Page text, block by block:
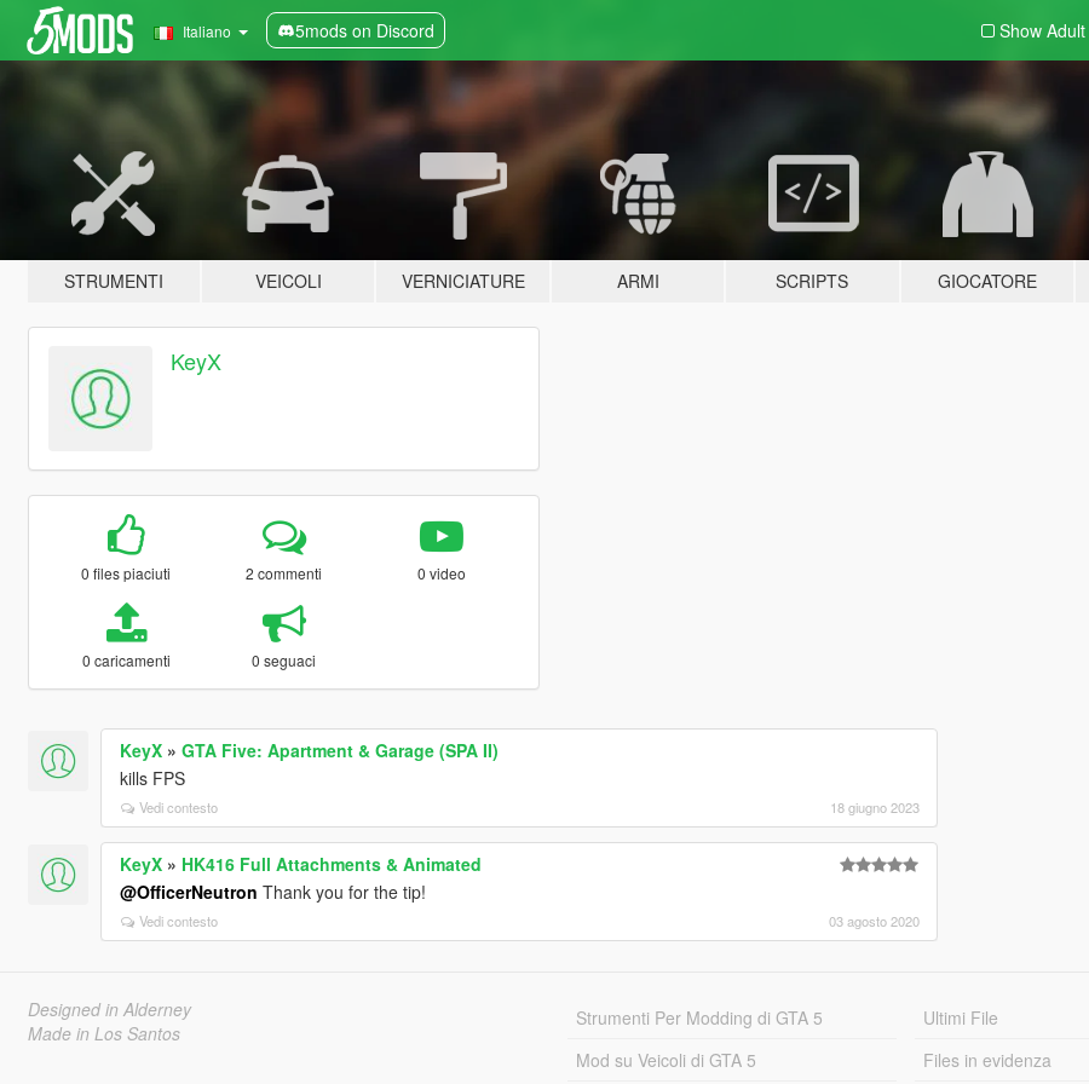
Italiano 5mods on Discord Show Adult
STRUMENTI VEICOLI VERNICIATURE ARMI SCRIPTS GIOCATORE
KeyX
0 files piaciuti 2 commenti 0 video
0 caricamenti 0 seguaci
KeyX» GTA Five: Apartment & Garage (SPA II)
kills FPS
Vedi contesto 18 giugno 2023
KeyX» HK416 Full Attachments & Animated
@OfficerNeutron Thank you for the tip!
Vedi contesto 03 agosto 2020
Designed in Alderney
Made in Los Santos
Strumenti Per Modding di GTA 5
Mod su Veicoli di GTA 5
Ultimi File
Files in evidenza